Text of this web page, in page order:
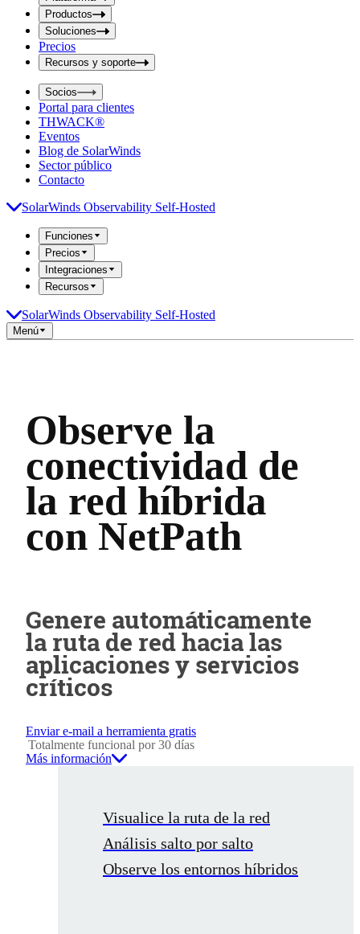
t
S
e
a
r
c
h
b
o
x
Productos
Soluciones
Precios
Recursos y soporte
Socios
Portal para clientes
THWACK®
Eventos
Blog de SolarWinds
Sector público
Contacto
SolarWinds Observability Self-Hosted
Funciones
Precios
Integraciones
Recursos
SolarWinds Observability Self-Hosted
Menú
Observe la
conectividad de
la red híbrida
con NetPath
Genere automáticamente
la ruta de red hacia las
aplicaciones y servicios
críticos
Enviar e-mail a herramienta gratis
Totalmente funcional por 30 días
Más información
Visualice la ruta de la red
Análisis salto por salto
Observe los entornos híbridos